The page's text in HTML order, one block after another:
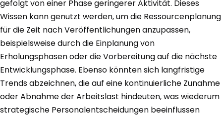
gefolgt von einer Phase geringerer Aktivität. Dieses
Wissen kann genutzt werden, um die Ressourcenplanung
für die Zeit nach Veröffentlichungen anzupassen,
beispielsweise durch die Einplanung von
Erholungsphasen oder die Vorbereitung auf die nächste
Entwicklungsphase. Ebenso könnten sich langfristige
Trends abzeichnen, die auf eine kontinuierliche Zunahme
oder Abnahme der Arbeitslast hindeuten, was wiederum
strategische Personalentscheidungen beeinflussen